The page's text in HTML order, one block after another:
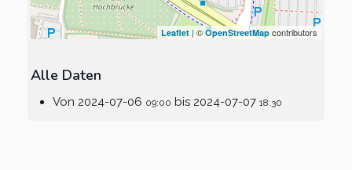
Leaflet | ©OpenStreetMapcontributors
Alle Daten
Von 2024-07-06 09:00 bis 2024-07-07 18:30